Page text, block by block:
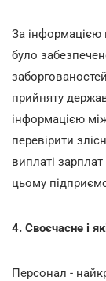
За інформацією
було
прийняту
інформацією
перевірити
виплаті
цьому
4. Своєчасне і
Персонал -